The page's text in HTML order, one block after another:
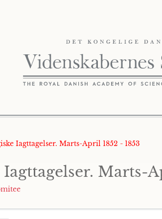
Iagttagelser. Marts-April 1852 - 1853
Marts-